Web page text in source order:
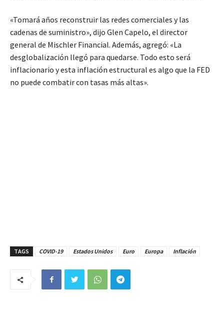
«Tomará años reconstruir las redes comerciales y las
cadenas de suministro», dijo Glen Capelo, el director
general de Mischler Financial. Además, agregó: «La
desglobalización llegó para quedarse. Todo esto será
inflacionario y esta inflación estructural es algo que la FED
no puede combatir con tasas más altas».
- Publicidad -
Posts relacionados